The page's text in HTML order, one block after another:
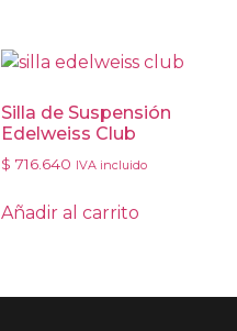
Silla de Suspensión
Edelweiss Club
$ 716.640 IVA incluido
Añadir al carrito